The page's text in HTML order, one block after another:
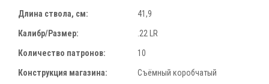
Длина ствола, см: 41,9
Калибр/Размер: .22 LR
Количество патронов: 10
Конструкция магазина: Съёмный коробчатый